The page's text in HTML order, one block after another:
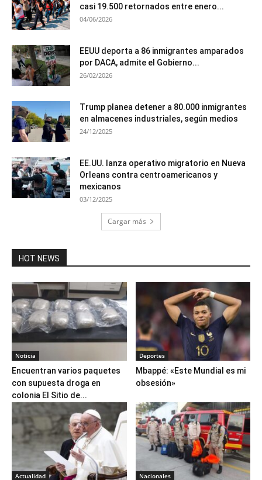
casi 19.500 retornados entre enero...
04/06/2026
EEUU deporta a 86 inmigrantes amparados
por DACA, admite el Gobierno...
26/02/2026
Trump planea detener a 80.000 inmigrantes
en almacenes industriales, según medios
24/12/2025
EE.UU. lanza operativo migratorio en Nueva
Orleans contra centroamericanos y
mexicanos
03/12/2025
Cargar más
HOT NEWS
Noticia
Encuentran varios paquetes
con supuesta droga en
colonia El Sitio de...
Deportes
Mbappé: «Este Mundial es mi
obsesión»
Actualidad Nacionales